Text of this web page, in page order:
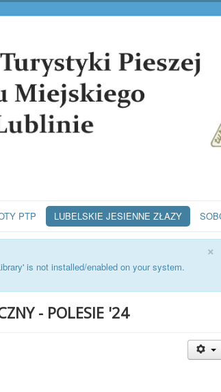
PTP LUBELSKIE JESIENNE ZŁAZY
×
is not installed/enabled on your system.
- POLESIE '24